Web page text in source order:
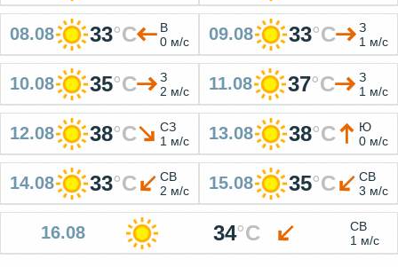
08.08 33°C
В
0 м/с
09.08 33°C
З
1 м/с
10.08 35°C
З
2 м/с
11.08 37°C
З
1 м/с
12.08 38°C
СЗ
1 м/с
13.08 38°C
Ю
0 м/с
14.08 33°C
СВ
2 м/с
15.08 35°C
СВ
3 м/с
16.08 34°C
СВ
1 м/с